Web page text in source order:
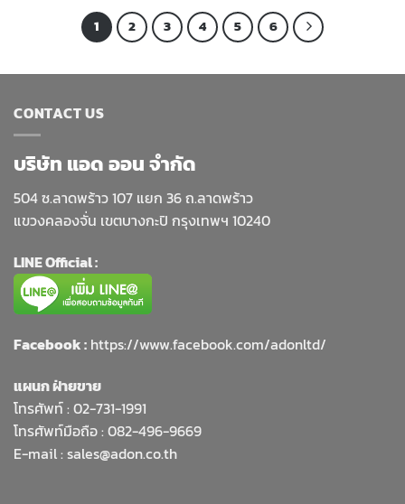
1 2 3 4 5 6
CONTACT US
บริษัท แอด ออน จำกัด
504 ซ.ลาดพร้าว 107 แยก 36 ถ.ลาดพร้าว
แขวงคลองจั่น เขตบางกะปิ กรุงเทพฯ 10240
LINE Official :
Facebook : https://www.facebook.com/adonltd/
แผนก ฝ่ายขาย
โทรศัพท์ : 02-731-1991
โทรศัพท์มือถือ : 082-496-9669
E-mail : sales@adon.co.th